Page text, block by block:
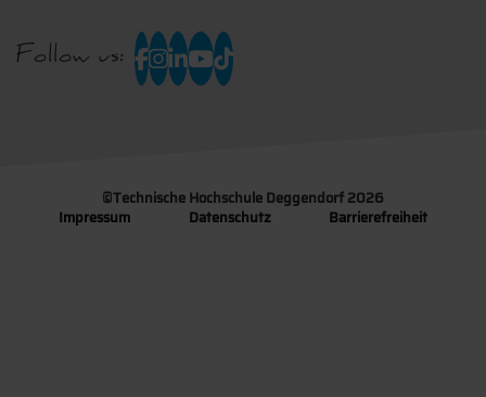
Follow us:
©Technische Hochschule Deggendorf 2026
Impressum
Datenschutz Barrierefreiheit